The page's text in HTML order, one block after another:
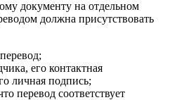
документу на отдельном
должна присутствовать
его контактная
личная подпись;
перевод соответствует